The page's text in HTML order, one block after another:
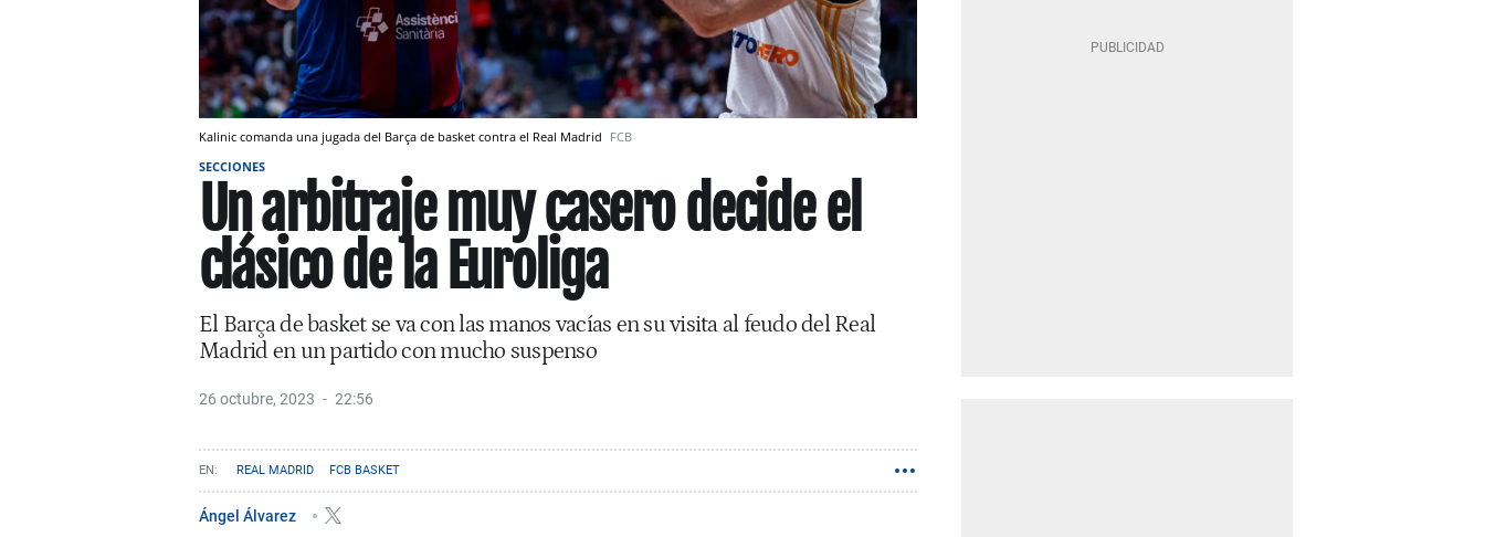
Kalinic comanda una jugada del Barça de basket contra el Real Madrid FCB
SECCIONES
Un arbitraje muy casero decide el
clásico de la Euroliga
El Barça de basket se va con las manos vacías en su visita al feudo del Real
Madrid en un partido con mucho suspenso
26 octubre, 2023 22:56
REAL MADRID FCB BASKET
Ángel Álvarez